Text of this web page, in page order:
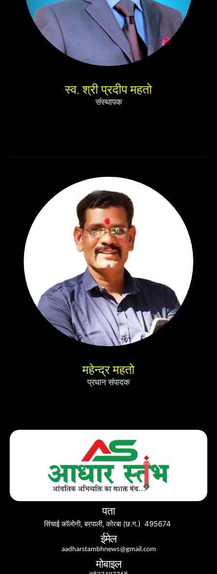
स्व. श्री प्रदीप महतो
संस्थापक
महेन्द्र महतो
प्रधान संपादक
पता
सिंचाई कॉलोनी, बरपाली, कोरबा (छ.ग.) 495674
ईमेल
aadharstambhnews@gmail.com
मोबाइल